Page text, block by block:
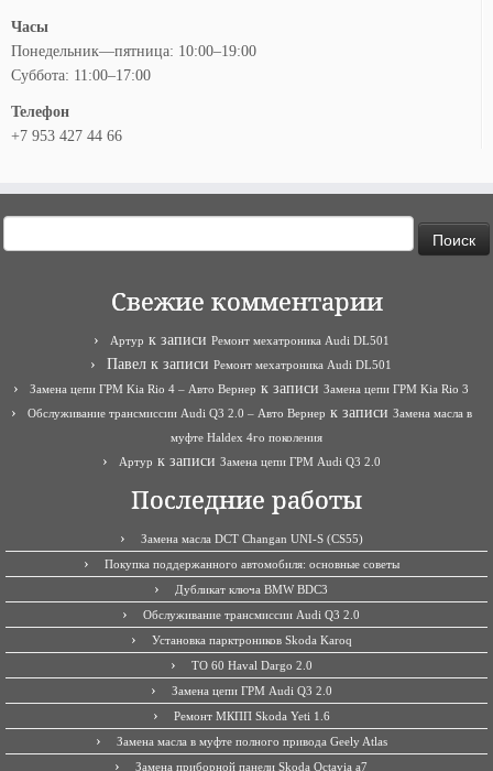
Часы
Понедельник—пятница: 10:00–19:00
Суббота: 11:00–17:00
Телефон
+7 953 427 44 66
Свежие комментарии
Артур к записи Ремонт мехатроника Audi DL501
Павел к записи Ремонт мехатроника Audi DL501
Замена цепи ГРМ Kia Rio 4 – Авто Вернер к записи Замена цепи ГРМ Kia Rio 3
Обслуживание трансмиссии Audi Q3 2.0 – Авто Вернер к записи Замена масла в
муфте Haldex 4го поколения
Артур к записи Замена цепи ГРМ Audi Q3 2.0
Последние работы
Замена масла DCT Changan UNI-S (CS55)
Покупка поддержанного автомобиля: основные советы
Дубликат ключа BMW BDC3
Обслуживание трансмиссии Audi Q3 2.0
Установка парктроников Skoda Karoq
ТО 60 Haval Dargo 2.0
Замена цепи ГРМ Audi Q3 2.0
Ремонт МКПП Skoda Yeti 1.6
Замена масла в муфте полного привода Geely Atlas
Замена приборной панели Skoda Octavia a7